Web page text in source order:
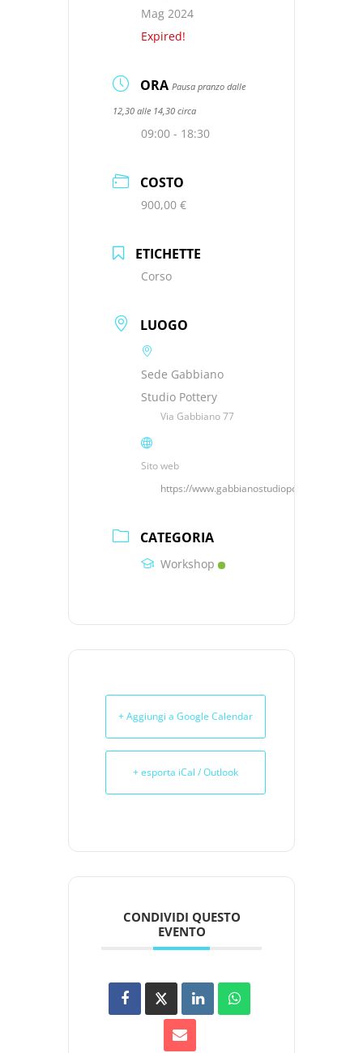
Mag 2024
Expired!
ORA Pausa pranzo dalle
12,30 alle 14,30 circa
09:00 - 18:30
COSTO
900,00 €
ETICHETTE
Corso
LUOGO
Sede Gabbiano
Studio Pottery
Via Gabbiano 77
Sito web
https://www.gabbianostudiopottery.it
CATEGORIA
Workshop
+ Aggiungi a Google Calendar
+ esporta iCal / Outlook
CONDIVIDI QUESTO
EVENTO